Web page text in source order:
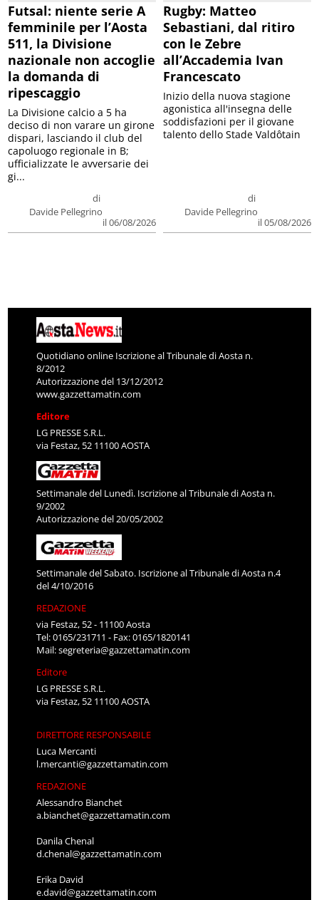
Futsal: niente serie A
femminile per l’Aosta
511, la Divisione
nazionale non accoglie
la domanda di
ripescaggio
di
Davide Pellegrino
il 06/08/2026
La Divisione calcio a 5 ha
deciso di non varare un girone
dispari, lasciando il club del
capoluogo regionale in B;
ufficializzate le avversarie dei
gi...
Rugby: Matteo
Sebastiani, dal ritiro
con le Zebre
all’Accademia Ivan
Francescato
di
Davide Pellegrino
il 05/08/2026
Inizio della nuova stagione
agonistica all'insegna delle
soddisfazioni per il giovane
talento dello Stade Valdôtain
Quotidiano online Iscrizione al Tribunale di Aosta n.
8/2012
Autorizzazione del 13/12/2012
www.gazzettamatin.com
Editore
LG PRESSE S.R.L.
via Festaz, 52 11100 AOSTA
Settimanale del Lunedì. Iscrizione al Tribunale di Aosta n.
9/2002
Autorizzazione del 20/05/2002
Settimanale del Sabato. Iscrizione al Tribunale di Aosta n.4
del 4/10/2016
REDAZIONE
via Festaz, 52 - 11100 Aosta
Tel: 0165/231711 - Fax: 0165/1820141
Mail:segreteria@gazzettamatin.com
Editore
LG PRESSE S.R.L.
via Festaz, 52 11100 AOSTA
DIRETTORE RESPONSABILE
Luca Mercanti
l.mercanti@gazzettamatin.com
REDAZIONE
Alessandro Bianchet
a.bianchet@gazzettamatin.com
Danila Chenal
d.chenal@gazzettamatin.com
Erika David
e.david@gazzettamatin.com